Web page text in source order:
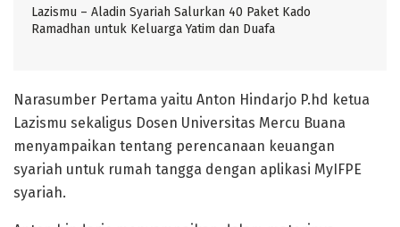
Lazismu – Aladin Syariah Salurkan 40 Paket Kado
Ramadhan untuk Keluarga Yatim dan Duafa
Narasumber Pertama yaitu Anton Hindarjo P.hd ketua
Lazismu sekaligus Dosen Universitas Mercu Buana
menyampaikan tentang perencanaan keuangan
syariah untuk rumah tangga dengan aplikasi MyIFPE
syariah.